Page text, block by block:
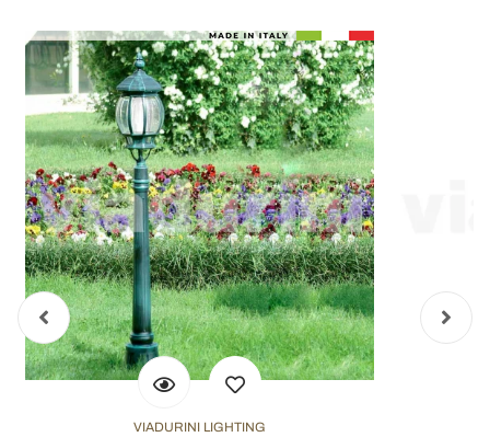
VIADURINI LIGHTING